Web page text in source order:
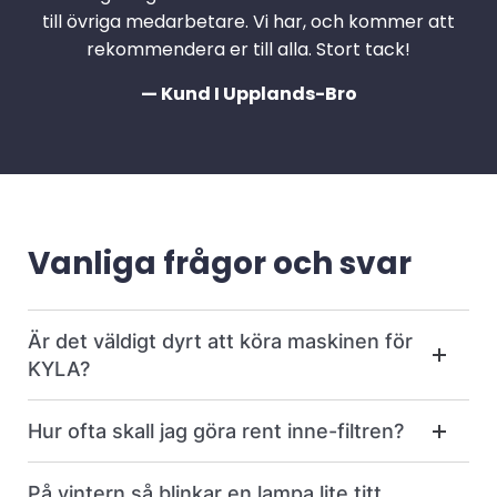
till övriga medarbetare. Vi har, och kommer att
rekommendera er till alla. Stort tack!
— Kund I Upplands-Bro
Vanliga frågor och svar
Är det väldigt dyrt att köra maskinen för
KYLA?
Hur ofta skall jag göra rent inne-filtren?